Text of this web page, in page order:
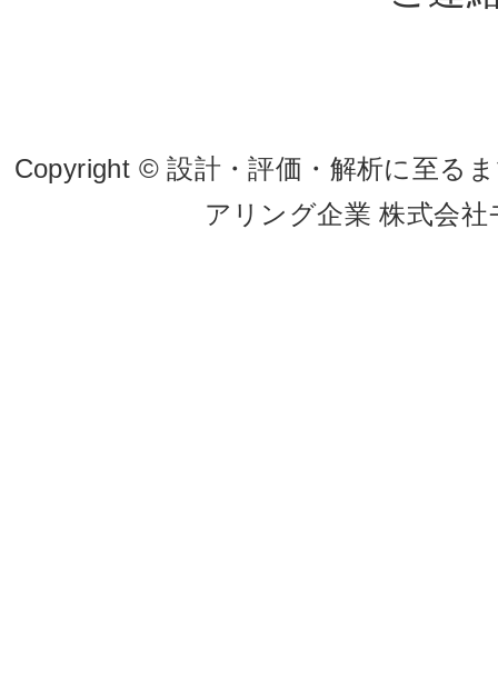
Copyright © 設計・評価・解析に至る
アリング企業 株式会